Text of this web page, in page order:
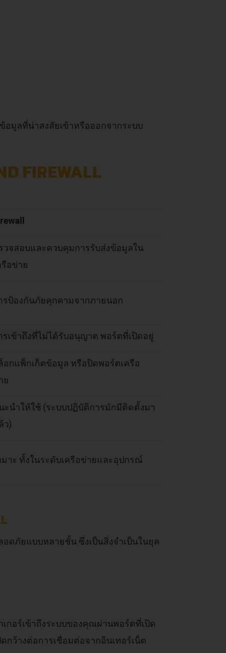
อมูลที่น่าสงสัยเข้าหรือออกจากระบบ
FIREWALL
วจสอบและควบคุมการรับส่งข้อมูลใน
รือข่าย
รป้องกันภัยคุกคามจากภายนอก
รเข้าถึงที่ไม่ได้รับอนุญาต พอร์ตที่เปิดอยู่
อกแพ็กเก็ตข้อมูล หรือปิดพอร์ตเครือ
ย
ะนำให้ใช้ (ระบบปฏิบัติการมักมีติดตั้งมา
ว)
มาะ ทั้งในระดับเครือข่ายและอุปกรณ์
ดภัยแบบหลายชั้น ซึ่งเป็นสิ่งจำเป็นในยุค
กอร์เข้าถึงระบบของคุณผ่านพอร์ตที่เปิด
ว้างต่อการเชื่อมต่อจากอินเทอร์เน็ต